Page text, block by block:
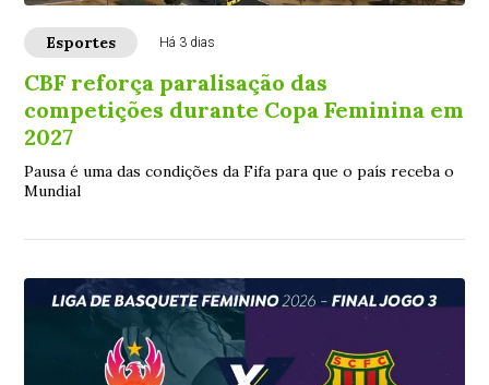
Esportes Há 3 dias
CBF reforça paralisação das
competições durante Copa Feminina em
2027
Pausa é uma das condições da Fifa para que o país receba o
Mundial